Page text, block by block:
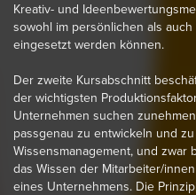
Kreativ- und
sowohl im persönlichen als
eingesetzt werden können.
Der zweite Kursabschnitt
der wichtigsten
Unternehmen suchen
passgenau zu entwickeln und
Wissensmanagement, und zwar
das Wissen der Mitarbeiter/
eines Unternehmens. Die